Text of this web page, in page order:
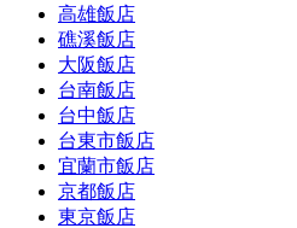
高雄飯店
礁溪飯店
大阪飯店
台南飯店
台中飯店
台東市飯店
宜蘭市飯店
京都飯店
東京飯店